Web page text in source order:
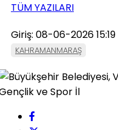
TÜM YAZILARI
Giriş: 08-06-2026 15:19
KAHRAMANMARAŞ